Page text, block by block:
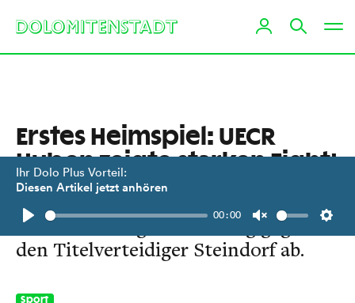
Ihr Dolo Plus Vorteil:
Diesen Artikel jetzt anhören
Play
00:00
Unmute
Erstes Heimspiel: UECR
Huben zeigte starken Fight!
Trotz Niederlage (2:3) lieferten die
Eisbären eine gute Leistung gegen
den Titelverteidiger Steindorf ab.
Sport